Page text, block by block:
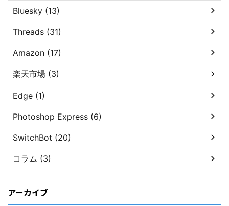
Bluesky (13)
Threads (31)
Amazon (17)
楽天市場 (3)
Edge (1)
Photoshop Express (6)
SwitchBot (20)
コラム (3)
アーカイブ